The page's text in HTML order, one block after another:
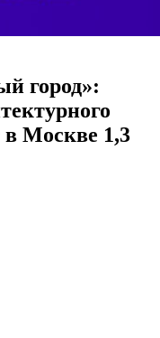
город»:
в Москве 1,3